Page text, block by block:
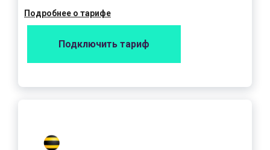
Подробнее о тарифе
Подключить тариф